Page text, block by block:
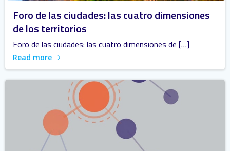
Foro de las ciudades: las cuatro dimensiones
de los territorios
Foro de las ciudades: las cuatro dimensiones de […]
Read more